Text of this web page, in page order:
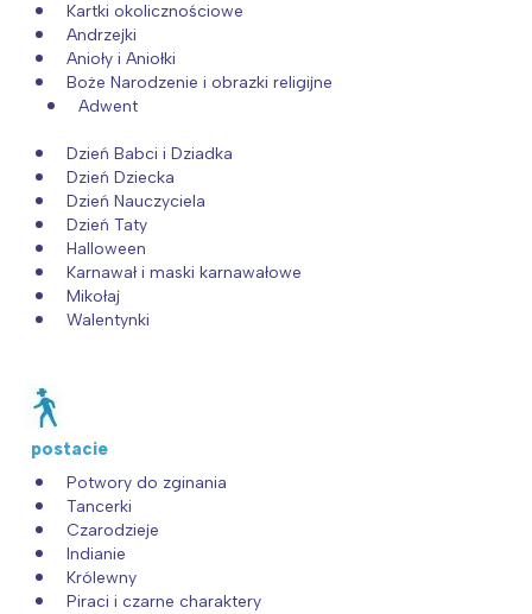
Kartki okolicznościowe
Andrzejki
Anioły i Aniołki
Boże Narodzenie i obrazki religijne
Adwent
Dzień Babci i Dziadka
Dzień Dziecka
Dzień Nauczyciela
Dzień Taty
Halloween
Karnawał i maski karnawałowe
Mikołaj
Walentynki
postacie
Potwory do zginania
Tancerki
Czarodzieje
Indianie
Królewny
Piraci i czarne charaktery